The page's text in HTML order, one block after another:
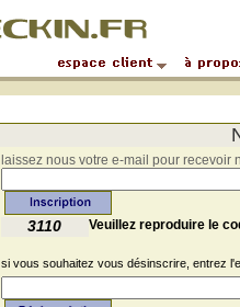
laissez nous votre e-mail pour recevoir
3110 Veuillez reproduire le
si vous souhaitez vous désinscrire, entrez